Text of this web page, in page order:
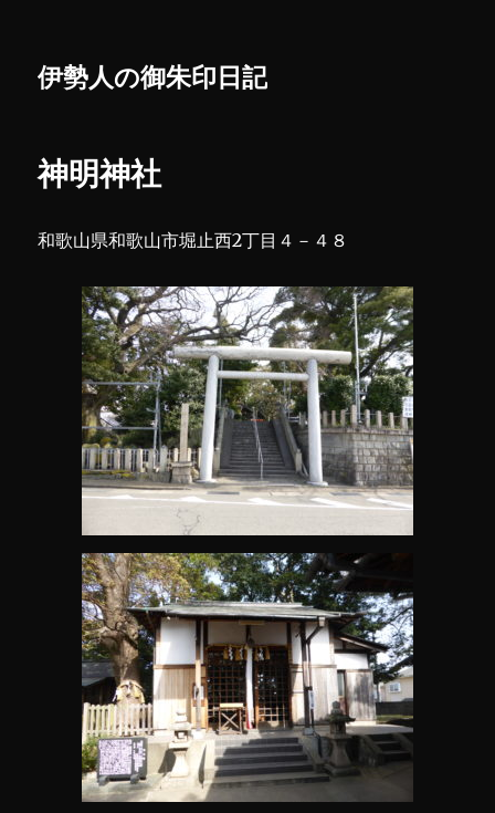
伊勢人の御朱印日記
神明神社
和歌山県和歌山市堀止西2丁目４－４８